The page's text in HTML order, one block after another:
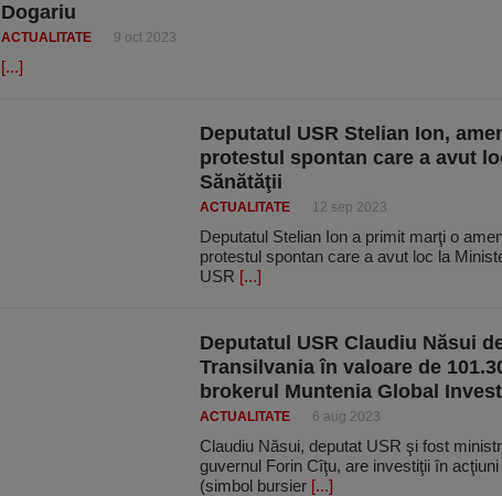
Dogariu
ACTUALITATE 9 oct 2023
[...]
Deputatul USR Stelian Ion,
protestul spontan care a avut
Sănătăţii
ACTUALITATE 12 sep 2023
Deputatul Stelian Ion a primit marţi o
protestul spontan care a avut loc la
USR [...]
Deputatul USR Claudiu Năsui
Transilvania în valoare de
brokerul Muntenia Global
ACTUALITATE 6 aug 2023
Claudiu Năsui, deputat USR şi fost
guvernul Forin Cîţu, are investiţii în
(simbol bursier [...]